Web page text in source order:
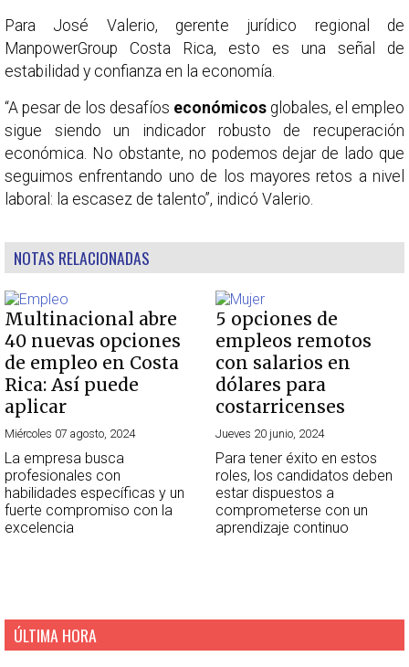
Para José Valerio, gerente jurídico regional de
ManpowerGroup Costa Rica, esto es una señal de
estabilidad y confianza en la economía.
“A pesar de los desafíos económicos globales, el empleo
sigue siendo un indicador robusto de recuperación
económica. No obstante, no podemos dejar de lado que
seguimos enfrentando uno de los mayores retos a nivel
laboral: la escasez de talento”, indicó Valerio.
NOTAS RELACIONADAS
Multinacional abre
40 nuevas opciones
de empleo en Costa
Rica: Así puede
aplicar
Miércoles 07 agosto, 2024
La empresa busca
profesionales con
habilidades específicas y un
fuerte compromiso con la
excelencia
5 opciones de
empleos remotos
con salarios en
dólares para
costarricenses
Jueves 20 junio, 2024
Para tener éxito en estos
roles, los candidatos deben
estar dispuestos a
comprometerse con un
aprendizaje continuo
ÚLTIMA HORA